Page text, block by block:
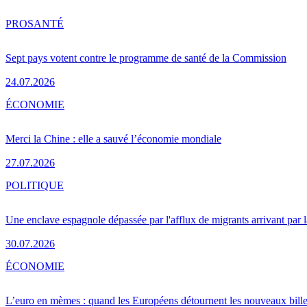
Sept pays votent contre le programme de santé de la Commission
24.07.2026
PROSANTÉ
Merci la Chine : elle a sauvé l’économie mondiale
27.07.2026
ÉCONOMIE
Une enclave espagnole dépassée par l'afflux de migrants arrivant par
30.07.2026
POLITIQUE
L’euro en mèmes : quand les Européens détournent les nouveaux
ÉCONOMIE